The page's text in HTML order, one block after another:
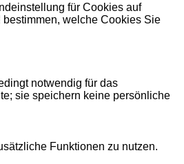
für Cookies auf
welche Cookies Sie
notwendig für das
sie speichern keine persönliche
Funktionen zu nutzen.